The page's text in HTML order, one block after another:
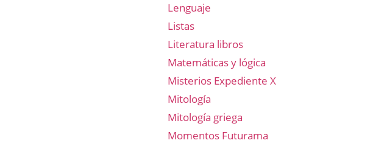
Lenguaje
Listas
Literatura libros
Matemáticas y lógica
Misterios Expediente X
Mitología
Mitología griega
Momentos Futurama